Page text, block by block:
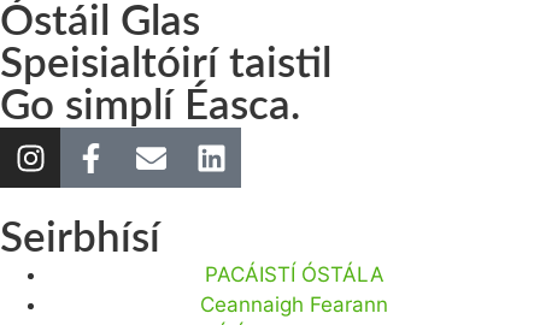
Óstáil Glas
Speisialtóirí taistil
Go simplí Éasca.
Seirbhísí
PACÁISTÍ ÓSTÁLA
Ceannaigh Fearann